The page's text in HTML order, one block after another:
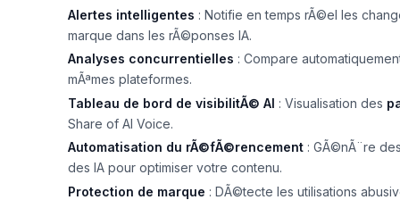
Alertes intelligentes : Notifie en temps rÃ©el les
marque dans les rÃ©ponses IA.
Analyses concurrentielles : Compare
mÃªmes plateformes.
Tableau de bord de visibilitÃ© AI : Visualisation des
Share of AI Voice.
Automatisation du rÃ©fÃ©rencement : GÃ©nÃ¨re
des IA pour optimiser votre contenu.
Protection de marque : DÃ©tecte les utilisations